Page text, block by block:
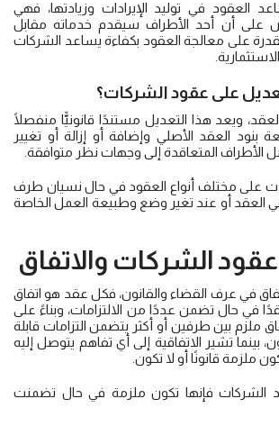
العقود في توليد الإيرادات وزيادتها، فهي
على أن أحد الأطراف سيقدم خدماته مقابل
القدرة على معالجة العقود بكفاءة يساعد الشركات
على عقود الشركات؟
ويعد هذا التعديل مستندًا قانونيًّا منفصلًا
بنود العقد الأصلي وإضافة أو إزالة أو تغيير
الأطراف المتعاقدة إلى وجهات نظر متوافقة.
على مختلف أنواع العقود في حال نسيان طرف
العقد أو عند تغير وضع وطبيعة العمل الخاصة
عقود الشركات والاتفاق
في عرف القضاء والقانون، فكل عقد هو اتفاق
في حال تضمن عددًا من الالتزامات، وبناءً على
ملزم بين طرفين أو أكثر يتضمن التزامات قابلة
بينما تشير الاتفاقية إلى أي تفاهم يتوصل إليه
ملزمة قانونًا أو لا تكون.
الشركات فإنها تكون ملزمة في حال تضمنت